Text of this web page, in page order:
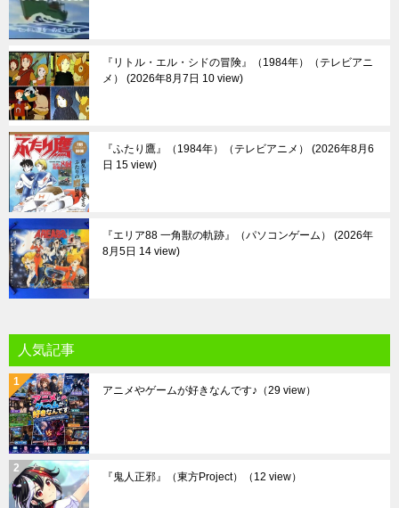
『リトル・エル・シドの冒険』（1984年）（テレビアニ
メ）
2026年8月7日 10 view
『ふたり鷹』（1984年）（テレビアニメ）
2026年8月6
日 15 view
『エリア88 一角獣の軌跡』（パソコンゲーム）
2026年
8月5日 14 view
人気記事
アニメやゲームが好きなんです♪ （29 view）
『鬼人正邪』（東方Project） （12 view）